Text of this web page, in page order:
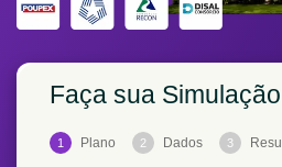
Faça sua
1 Plano 2 Dados 3